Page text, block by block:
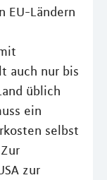
EU-Ländern
auch nur bis
üblich
ein
selbst
zur